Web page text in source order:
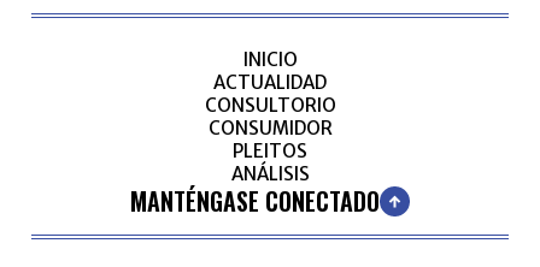
INICIO
ACTUALIDAD
CONSULTORIO
CONSUMIDOR
PLEITOS
ANÁLISIS
MANTÉNGASE CONECTADO